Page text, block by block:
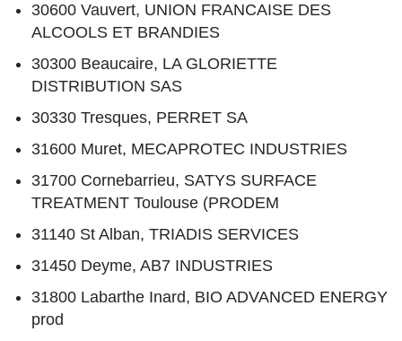
30600 Vauvert, UNION FRANCAISE DES
ALCOOLS ET BRANDIES
30300 Beaucaire, LA GLORIETTE
DISTRIBUTION SAS
30330 Tresques, PERRET SA
31600 Muret, MECAPROTEC INDUSTRIES
31700 Cornebarrieu, SATYS SURFACE
TREATMENT Toulouse (PRODEM
31140 St Alban, TRIADIS SERVICES
31450 Deyme, AB7 INDUSTRIES
31800 Labarthe Inard, BIO ADVANCED ENERGY
prod